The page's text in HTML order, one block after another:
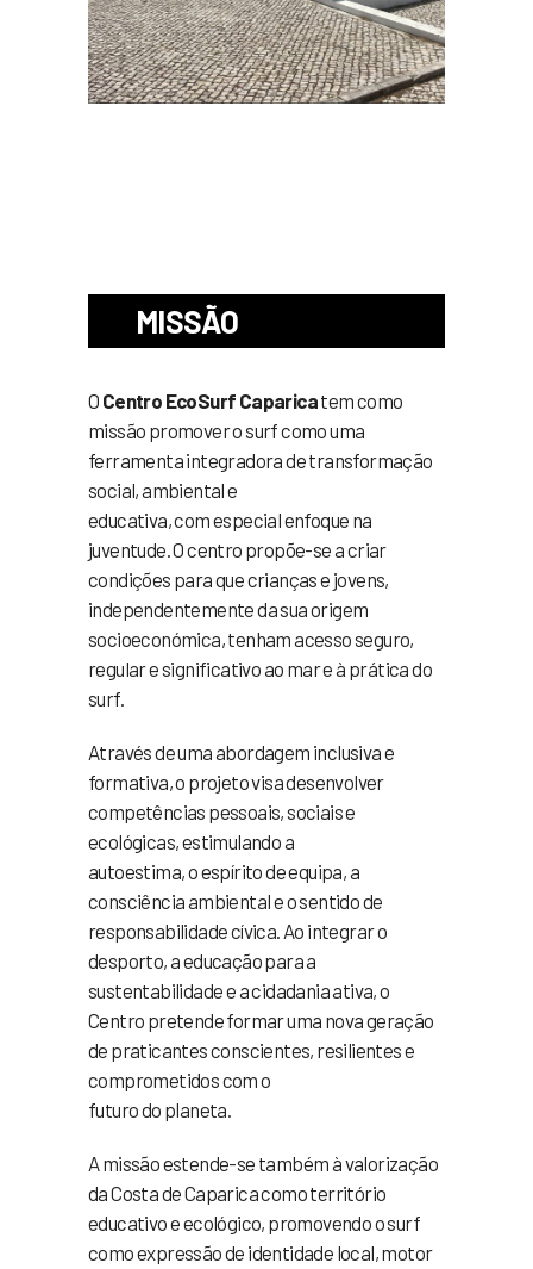
MISSÃO
O Centro EcoSurf Caparicatem como
missão promover o surf como uma
ferramenta integradora de transformação
social, ambiental e
educativa, com especial enfoque na
juventude. O centro propõe-se a criar
condições para que crianças e jovens,
independentemente da sua origem
socioeconómica, tenham acesso seguro,
regular e significativo ao mar e à prática do
surf.
Através de uma abordagem inclusiva e
formativa, o projeto visa desenvolver
competências pessoais, sociais e
ecológicas, estimulando a
autoestima, o espírito de equipa, a
consciência ambiental e o sentido de
responsabilidade cívica. Ao integrar o
desporto, a educação para a
sustentabilidade e a cidadania ativa, o
Centro pretende formar uma nova geração
de praticantes conscientes, resilientes e
comprometidos com o
futuro do planeta.
A missão estende-se também à valorização
da Costa de Caparica como território
educativo e ecológico, promovendo o surf
como expressão de identidade local, motor